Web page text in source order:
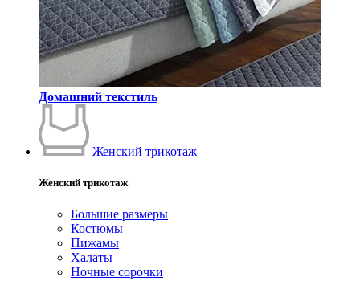
Домашний текстиль
Женский трикотаж
Женский трикотаж
Большие размеры
Костюмы
Пижамы
Халаты
Ночные сорочки